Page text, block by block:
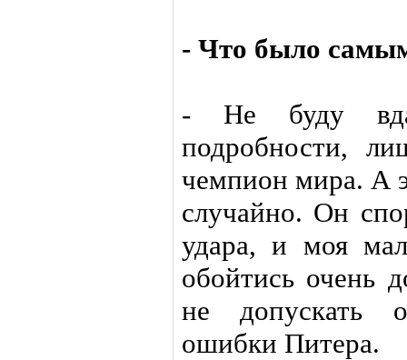
- Что было
- Не буду
подробности,
чемпион мира. А
случайно. Он
удара, и моя
обойтись очень
не допускать
ошибки Питера.